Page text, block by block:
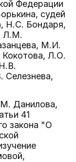
Федерации
судей
Н.С. Бондаря,
Л.М.
М.И.
Л.О.
Данилова,
41
закона "О